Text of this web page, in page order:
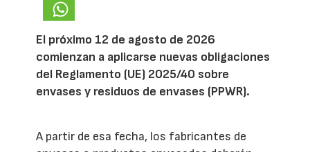
El próximo 12 de agosto de 2026
comienzan a aplicarse nuevas obligaciones
del Reglamento (UE) 2025/40 sobre
envases y residuos de envases (PPWR).
A partir de esa fecha, los fabricantes de